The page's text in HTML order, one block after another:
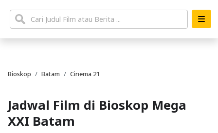
Bioskop Batam Cinema 21
Jadwal Film di Bioskop Mega
XXI Batam